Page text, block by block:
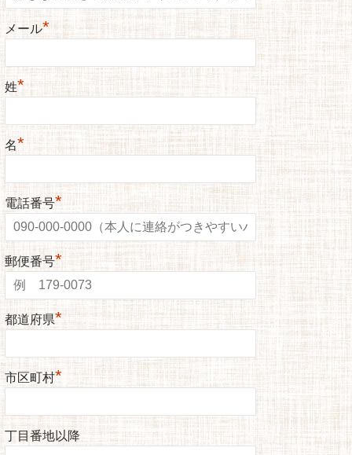
メール*
姓*
名*
電話番号*
郵便番号*
都道府県*
市区町村*
丁目番地以降